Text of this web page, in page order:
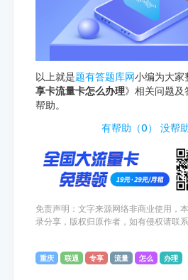
以上就是题有答题库网小编为大家
享卡流量卡怎么办理》相关问题及
帮助。
有帮助（0） 没帮
免责声明：文字来源网络非商业使用，
录分享，版权归原作者，如有侵权请联系
重庆 联通 专享 流量 怎么 办理